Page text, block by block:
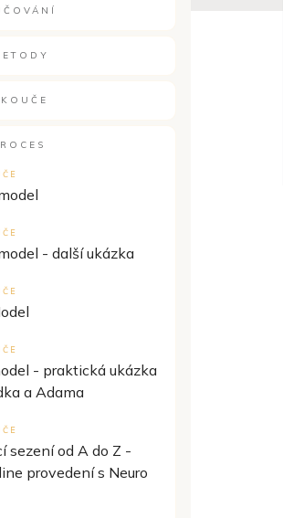
model - další ukázka
- praktická ukázka
a Adama
sezení od A do Z -
provedení s Neuro